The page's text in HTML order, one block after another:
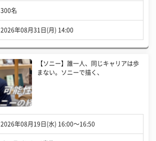
300名
2026年08月31日(月) 14:00
【ソニー】誰一人、同じキャリアは歩
まない。ソニーで描く、
2026年08月19日(水) 16:00〜16:50